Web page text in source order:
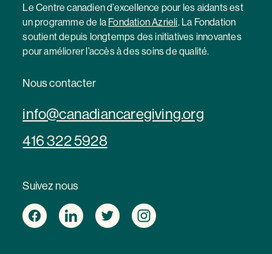
Le Centre canadien d’excellence pour les aidants est
un programme de la Fondation Azrieli. La Fondation
soutient depuis longtemps des initiatives innovantes
pour améliorer l’accès à des soins de qualité.
Nous contacter
info@canadiancaregiving.org
416 322 5928
Suivez nous